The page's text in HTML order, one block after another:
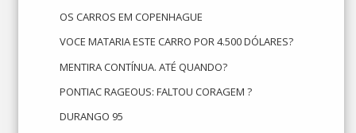
OS CARROS EM COPENHAGUE
VOCE MATARIA ESTE CARRO POR 4.500 DÓLARES?
MENTIRA CONTÍNUA. ATÉ QUANDO?
PONTIAC RAGEOUS: FALTOU CORAGEM ?
DURANGO 95